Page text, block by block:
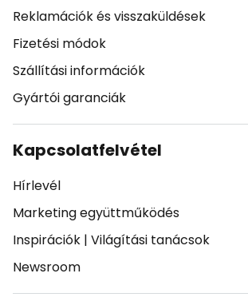
Reklamációk és visszaküldések
Fizetési módok
Szállítási információk
Gyártói garanciák
Kapcsolatfelvétel
Hírlevél
Marketing együttműködés
Inspirációk | Világítási tanácsok
Newsroom